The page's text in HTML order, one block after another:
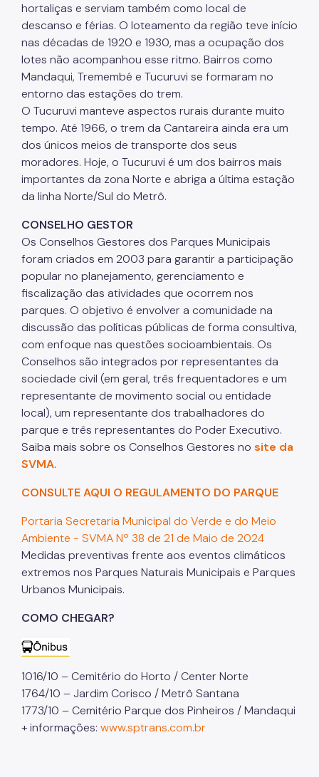
hortaliças e serviam também como local de
descanso e férias. O loteamento da região teve início
nas décadas de 1920 e 1930, mas a ocupação dos
lotes não acompanhou esse ritmo. Bairros como
Mandaqui, Tremembé e Tucuruvi se formaram no
entorno das estações do trem.
O Tucuruvi manteve aspectos rurais durante muito
tempo. Até 1966, o trem da Cantareira ainda era um
dos únicos meios de transporte dos seus
moradores. Hoje, o Tucuruvi é um dos bairros mais
importantes da zona Norte e abriga a última estação
da linha Norte/Sul do Metrô.
CONSELHO GESTOR
Os Conselhos Gestores dos Parques Municipais
foram criados em 2003 para garantir a participação
popular no planejamento, gerenciamento e
fiscalização das atividades que ocorrem nos
parques. O objetivo é envolver a comunidade na
discussão das políticas públicas de forma consultiva,
com enfoque nas questões socioambientais. Os
Conselhos são integrados por representantes da
sociedade civil (em geral, três frequentadores e um
representante de movimento social ou entidade
local), um representante dos trabalhadores do
parque e três representantes do Poder Executivo.
Saiba mais sobre os Conselhos Gestores no site da
SVMA.
CONSULTE AQUI O REGULAMENTO DO PARQUE
Portaria Secretaria Municipal do Verde e do Meio
Ambiente - SVMA Nº 38 de 21 de Maio de 2024
Medidas preventivas frente aos eventos climáticos
extremos nos Parques Naturais Municipais e Parques
Urbanos Municipais.
COMO CHEGAR?
1016/10 – Cemitério do Horto / Center Norte
1764/10 – Jardim Corisco / Metrô Santana
1773/10 – Cemitério Parque dos Pinheiros / Mandaqui
+ informações: www.sptrans.com.br